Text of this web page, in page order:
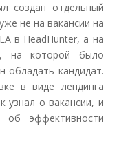
создан отдельный
не на вакансии на
в HeadHunter, а на
на которой было
обладать кандидат.
в виде лендинга
узнал о вакансии, и
об эффективности